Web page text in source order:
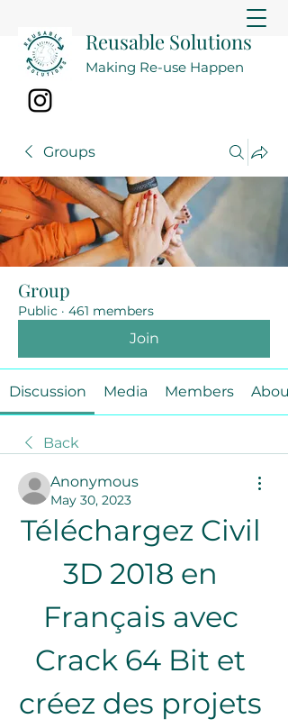
Reusable Solutions
Making Re-use Happen
Groups
Group
Public · 461 members
Join
Discussion Media Members About
Back
Anonymous
May 30, 2023
Téléchargez Civil
3D 2018 en
Français avec
Crack 64 Bit et
créez des projets